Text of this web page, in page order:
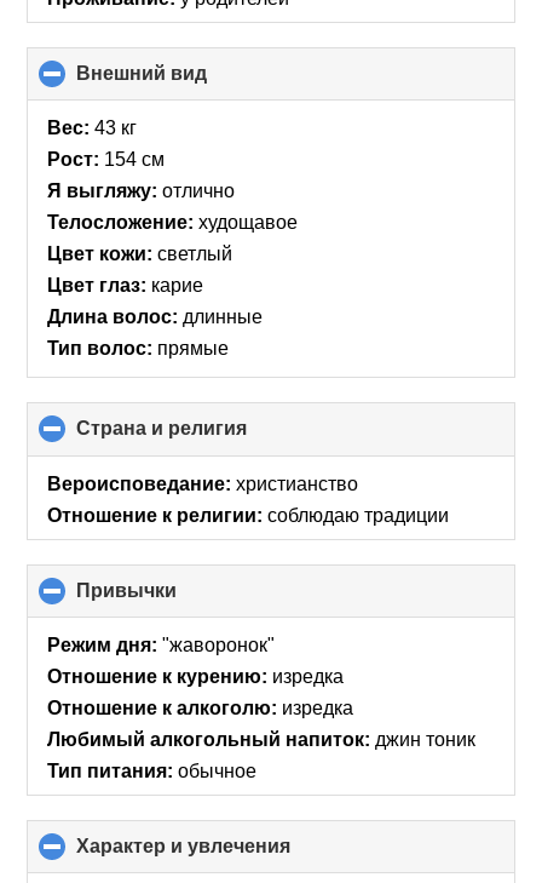
Внешний вид
to
Вес: 43 кг
Рост: 154 см
Я выгляжу: отлично
Телосложение: худощавое
Цвет кожи: светлый
Цвет глаз: карие
Длина волос: длинные
Тип волос: прямые
Страна и религия
to
collapse
contents
Вероисповедание: христианство
Отношение к религии: соблюдаю традиции
Привычки
to
collapse
Режим дня: "жаворонок"
Отношение к курению: изредка
Отношение к алкоголю: изредка
Любимый алкогольный напиток: джин тоник
Тип питания: обычное
Характер и увлечения
to